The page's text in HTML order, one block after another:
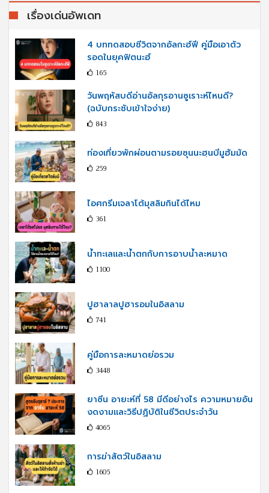
เรื่องเด่นอัพเดท
4 บททดสอบชีวิตจากอัลกะฮ์ฟี คู่มือเอาตัว
รอดในยุคฟิตนะฮ์
165
วันพฤหัสบดีอ่านอัลกุรอานซูเราะห์ไหนดี?
(ฉบับกระชับเข้าใจง่าย)
843
ท่องเที่ยวพักผ่อนตามรอยซุนนะฮฺนบีมูฮัมมัด
259
ไอศกรีมเจลาโต้มุสลิมกินได้ไหม
361
น้ำทะเลและน้ำตกกับการอาบน้ำละหมาด
1100
ปูฮาลาลปูฮารอมในอิสลาม
741
คู่มือการละหมาดย่อรวม
3448
ยาซีน อายะห์ที่ 58 มีดีอย่างไร ความหมายอัน
งดงามและวิธีปฏิบัติในชีวิตประจำวัน
4065
การฆ่าสัตว์ในอิสลาม
1605